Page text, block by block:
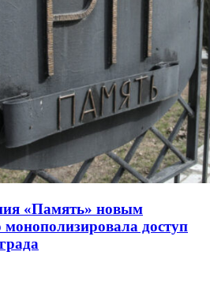
«Память» новым
монополизировала доступ